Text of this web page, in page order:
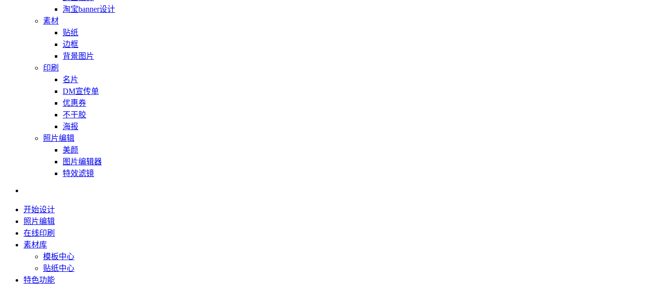
淘宝banner设计
素材
贴纸
边框
背景图片
印刷
名片
DM宣传单
优惠券
不干胶
海报
照片编辑
美颜
图片编辑器
特效滤镜
开始设计
照片编辑
在线印刷
素材库
模板中心
贴纸中心
特色功能